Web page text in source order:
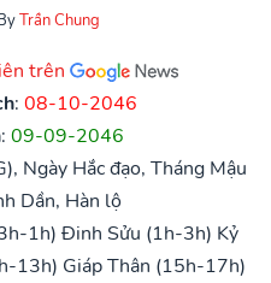
Trần Chung
trên
: 08-10-2046
: 09-09-2046
Ngày Hắc đạo, Tháng Mậu
Dần, Hàn lộ
1h) Đinh Sửu (1h-3h) Kỷ
13h) Giáp Thân (15h-17h)